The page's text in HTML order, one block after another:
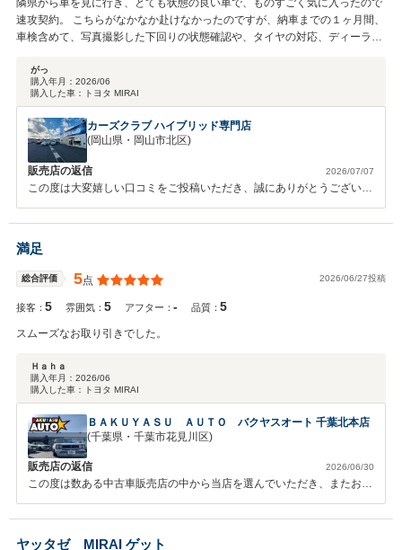
隣県から車を見に行き、とても状態の良い車で、ものすごく気に入ったので
速攻契約。 こちらがなかなか赴けなかったのですが、納車までの１ヶ月間、
車検含めて、写真撮影した下回りの状態確認や、タイヤの対応、ディーラー
クリーニングチェンジャエレメントの交換、ボディコーティングなど各種対
応もご丁寧に頂けました。保証が効かないという不安感を一掃して下さりま
した。 本当に感謝してます。 納車してから１ヶ月、すでに1500キロぐらい
走ってます。車も絶好調で、仕事から帰ってから毎晩のようにドライブして
ます。それこそ水素を入れに行く下道運転するのも楽しくて。 とても良い相
棒が出来たなぁ…と喜んでいます。 本当にありがとうございました！
がっ
購入年月： 2026/06
購入した車：
トヨタ MIRAI
カーズクラブ ハイブリッド専門店
(岡山県・岡山市北区)
販売店の返信 2026/07/07
この度は大変嬉しい口コミをご投稿いただき、誠にありがとうございま
だけたとのお言葉を大変嬉しく拝見いたしました。 お客様からいただ
るよう、より一層丁寧な対応とサービスに努めてまいります。 この度
は誠にありがとうございました。今後ともどうぞよろしくお願いいたし
ます。
満足
総合評価 5点 2026/06/27投稿
接客：5 雰囲気：5 アフター：- 品質：5
スムーズなお取り引きでした。
Ｈａｈａ
購入年月： 2026/06
購入した車：
トヨタ MIRAI
ＢＡＫＵＹＡＳＵ ＡＵＴＯ バクヤスオート 千葉北本店
(千葉県・千葉市花見川区)
販売店の返信 2026/06/30
この度は数ある中古車販売店の中から当店を選んでいただき、またお忙
しい中高評価をしていただき誠にありがとうございます。 スムーズな
お取引が行えたことに満足していただき、スタッフ一同大変励みになり
嬉しく感じております！ 今後もお客様に満足していただけるよう、販
ヤッタゼ MIRAI ゲット